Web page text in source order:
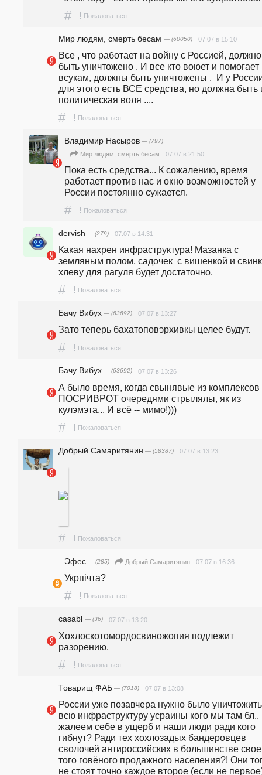
# ! Пожаловаться
Мир людям, смерть бесам — (60050) 07.07 в 15:10
Все , что работает на войну с Россией, должно
быть уничтожено . И все кто воюет и помогает
всукам, должны быть уничтожены .  И у
для этого есть ВСЕ средства, но должна быть
политическая воля ....
# ! Пожаловаться
Владимир Насыров — (797)
Мир людям, смерть бесам 07.07 в 21:50
Пока есть средства... К сожалению, время
работает против нас и окно возможностей у
России постоянно сужается.
# ! Пожаловаться
dervish — (279) 07.07 в 14:31
Какая нахрен инфраструктура! Мазанка с
земляным полом, садочек  с вишенкой и
хлеву для рагуля будет достаточно.
# ! Пожаловаться
Бачу Вибух — (63692) 07.07 в 13:27
Зато теперь бахатоповэрхивкы целее будут.
# ! Пожаловаться
Бачу Вибух — (63692) 07.07 в 13:26
А было время, когда свынявые из комплексов
ПОСРИВРОТ очередями стрылялы, як из
кулэмэта... И всё -- мимо!)))
# ! Пожаловаться
Добрый Самаритянин — (58387) 07.07 в 13:23
# ! Пожаловаться
Эфес — (285) Добрый Самаритянин 07.07 в 16:36
Укрпiчта?
# ! Пожаловаться
casabl — (36) 07.07 в 13:20
Хохлоскотомордосвиножопия подлежит
разорению.
# ! Пожаловаться
Товарищ ФАБ — (7018) 07.07 в 13:08
России уже позавчера нужно было уничтожить
всю инфраструктуру усраины кого мы там бл..
жалеем себе в ущерб и наши люди ради кого
гибнут? Ради тех хохлозадых бандеровцев
сволочей антироссийских в большинстве
того говёного продажного населения?! Они
не стоят точно каждое второе (если не